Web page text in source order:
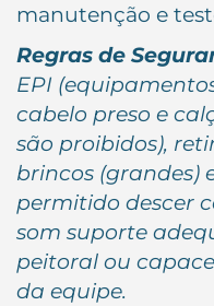
manutenção e
Regras de
EPI
cabelo preso e
são proibidos),
brincos (grandes)
permitido descer
som suporte
peitoral ou
da equipe.